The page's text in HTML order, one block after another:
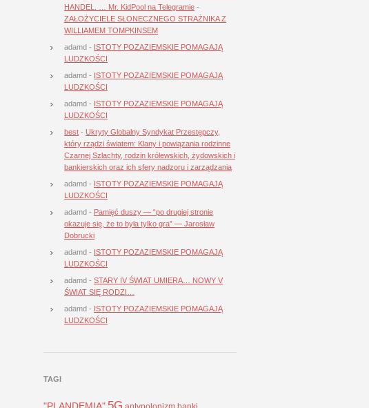
HANDEL. … Mr. KidPool na Telegramie -
ZAŁOŻYCIELE SŁONECZNEGO STRAŻNIKA Z
WILLIAMEM TOMPKINSEM
adamd - ISTOTY POZAZIEMSKIE POMAGAJĄ
LUDZKOŚCI
adamd - ISTOTY POZAZIEMSKIE POMAGAJĄ
LUDZKOŚCI
adamd - ISTOTY POZAZIEMSKIE POMAGAJĄ
LUDZKOŚCI
best - Ukryty Globalny Syndykat Przestępczy,
który rządzi światem: Klany i powiązania rodzinne
Czarnej Szlachty, rodzin królewskich, żydowskich i
bankierskich oraz ich sfery nadzoru i zarządzania
adamd - ISTOTY POZAZIEMSKIE POMAGAJĄ
LUDZKOŚCI
adamd - Pamięć duszy — “po drugiej stronie
okazuje się, że to była tylko gra” — Jarosław
Dobrucki
adamd - ISTOTY POZAZIEMSKIE POMAGAJĄ
LUDZKOŚCI
adamd - STARY IV ŚWIAT UMIERA… NOWY V
ŚWIAT SIĘ RODZI…
adamd - ISTOTY POZAZIEMSKIE POMAGAJĄ
LUDZKOŚCI
TAGI
5G